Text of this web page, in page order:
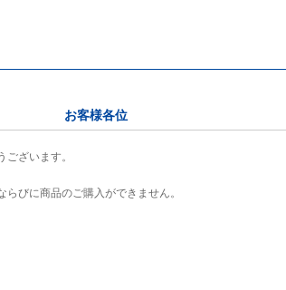
お客様各位
ざいます。
びに商品のご購入ができません。